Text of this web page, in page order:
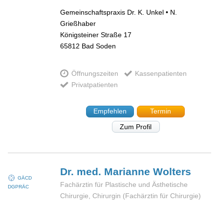
Gemeinschaftspraxis Dr. K. Unkel • N.
Grießhaber
Königsteiner Straße 17
65812 Bad Soden
Öffnungszeiten
Kassenpatienten
Privatpatienten
Empfehlen
Termin
Zum Profil
GÄCD
DGPRÄC
Dr. med. MarianneWolters
Fachärztin für Plastische und Ästhetische
Chirurgie, Chirurgin (Fachärztin für Chirurgie)